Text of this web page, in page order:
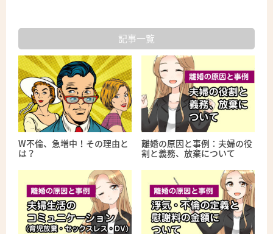
記事一覧
W不倫、急増中！その理由と
は？
離婚の原因と事例：夫婦の役
割と義務、放棄について